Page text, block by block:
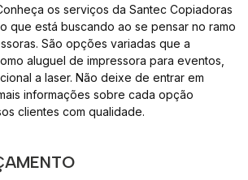
os serviços da Santec Copiadoras
que está buscando ao se pensar no ramo
São opções variadas que a
aluguel de impressora para eventos,
a laser. Não deixe de entrar em
informações sobre cada opção
clientes com qualidade.